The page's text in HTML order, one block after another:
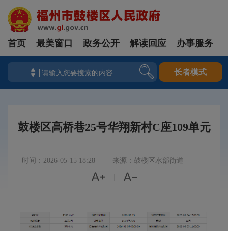
首页 最美窗口 政务公开 解读回应 办事服务
长者模式
鼓楼区高桥巷25号华翔新村C座109单元
时间：2026-05-15 18:28 来源：鼓楼区水部街道
 